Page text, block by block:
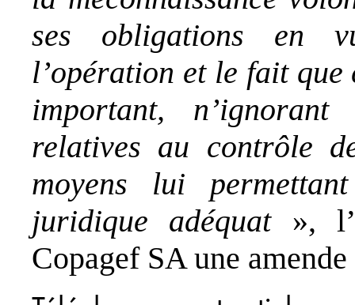
ses obligations en
l’opération et le fait
important,
relatives au contrôle
moyens lui
juridique adéquat»,
Copagef SA une